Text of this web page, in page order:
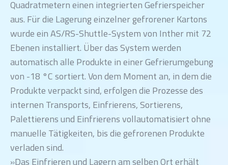
Quadratmetern einen integrierten Gefrierspeicher
aus. Für die Lagerung einzelner gefrorener Kartons
wurde ein AS/RS-Shuttle-System von Inther mit 72
Ebenen installiert. Über das System werden
automatisch alle Produkte in einer Gefrierumgebung
von -18 °C sortiert. Von dem Moment an, in dem die
Produkte verpackt sind, erfolgen die Prozesse des
internen Transports, Einfrierens, Sortierens,
Palettierens und Einfrierens vollautomatisiert ohne
manuelle Tätigkeiten, bis die gefrorenen Produkte
verladen sind.
»Das Einfrieren und Lagern am selben Ort erhält